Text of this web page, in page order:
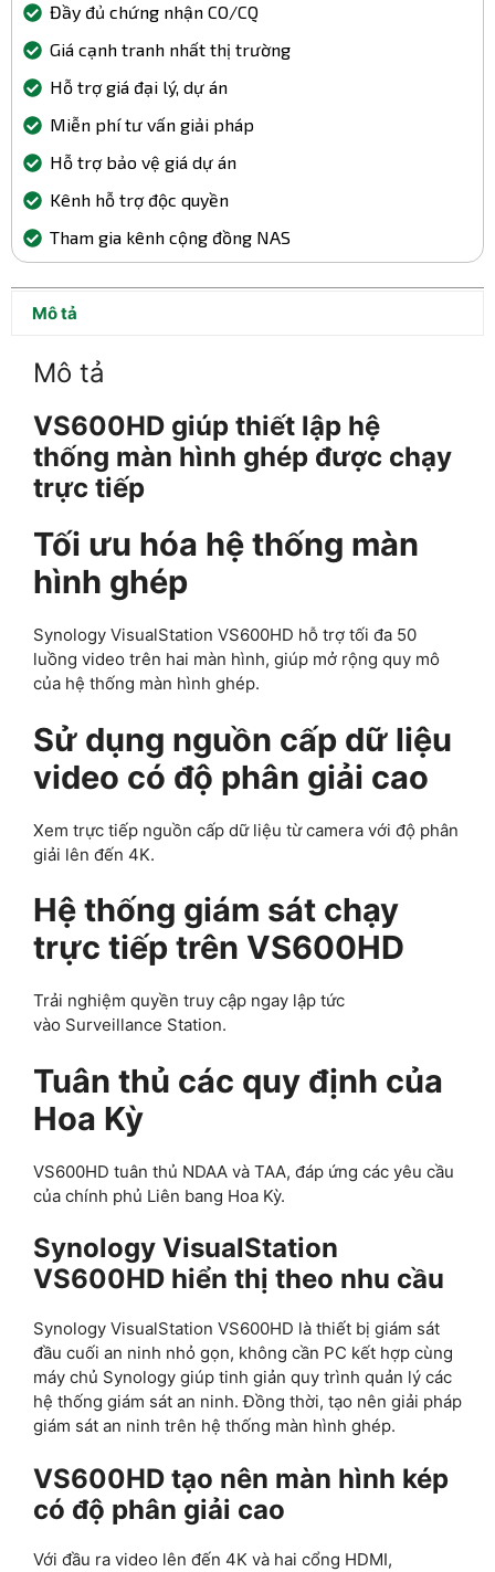
Đầy đủ chứng nhận CO/CQ
Giá cạnh tranh nhất thị trường
Hỗ trợ giá đại lý, dự án
Miễn phí tư vấn giải pháp
Hỗ trợ bảo vệ giá dự án
Kênh hỗ trợ độc quyền
Tham gia kênh cộng đồng NAS
Mô tả
Mô tả
VS600HD giúp thiết lập hệ
thống màn hình ghép được chạy
trực tiếp
Tối ưu hóa hệ thống màn
hình ghép
Synology VisualStation VS600HD hỗ trợ tối đa 50
luồng video trên hai màn hình, giúp mở rộng quy mô
của hệ thống màn hình ghép.
Sử dụng nguồn cấp dữ liệu
video có độ phân giải cao
Xem trực tiếp nguồn cấp dữ liệu từ camera với độ phân
giải lên đến 4K.
Hệ thống giám sát chạy
trực tiếp trên VS600HD
Trải nghiệm quyền truy cập ngay lập tức
vào Surveillance Station.
Tuân thủ các quy định của
Hoa Kỳ
VS600HD tuân thủ NDAA và TAA, đáp ứng các yêu cầu
của chính phủ Liên bang Hoa Kỳ.
Synology VisualStation
VS600HD hiển thị theo nhu cầu
Synology VisualStation VS600HD là thiết bị giám sát
đầu cuối an ninh nhỏ gọn, không cần PC kết hợp cùng
máy chủ Synology giúp tinh giản quy trình quản lý các
hệ thống giám sát an ninh. Đồng thời, tạo nên giải pháp
giám sát an ninh trên hệ thống màn hình ghép.
VS600HD tạo nên màn hình kép
có độ phân giải cao
Với đầu ra video lên đến 4K và hai cổng HDMI,